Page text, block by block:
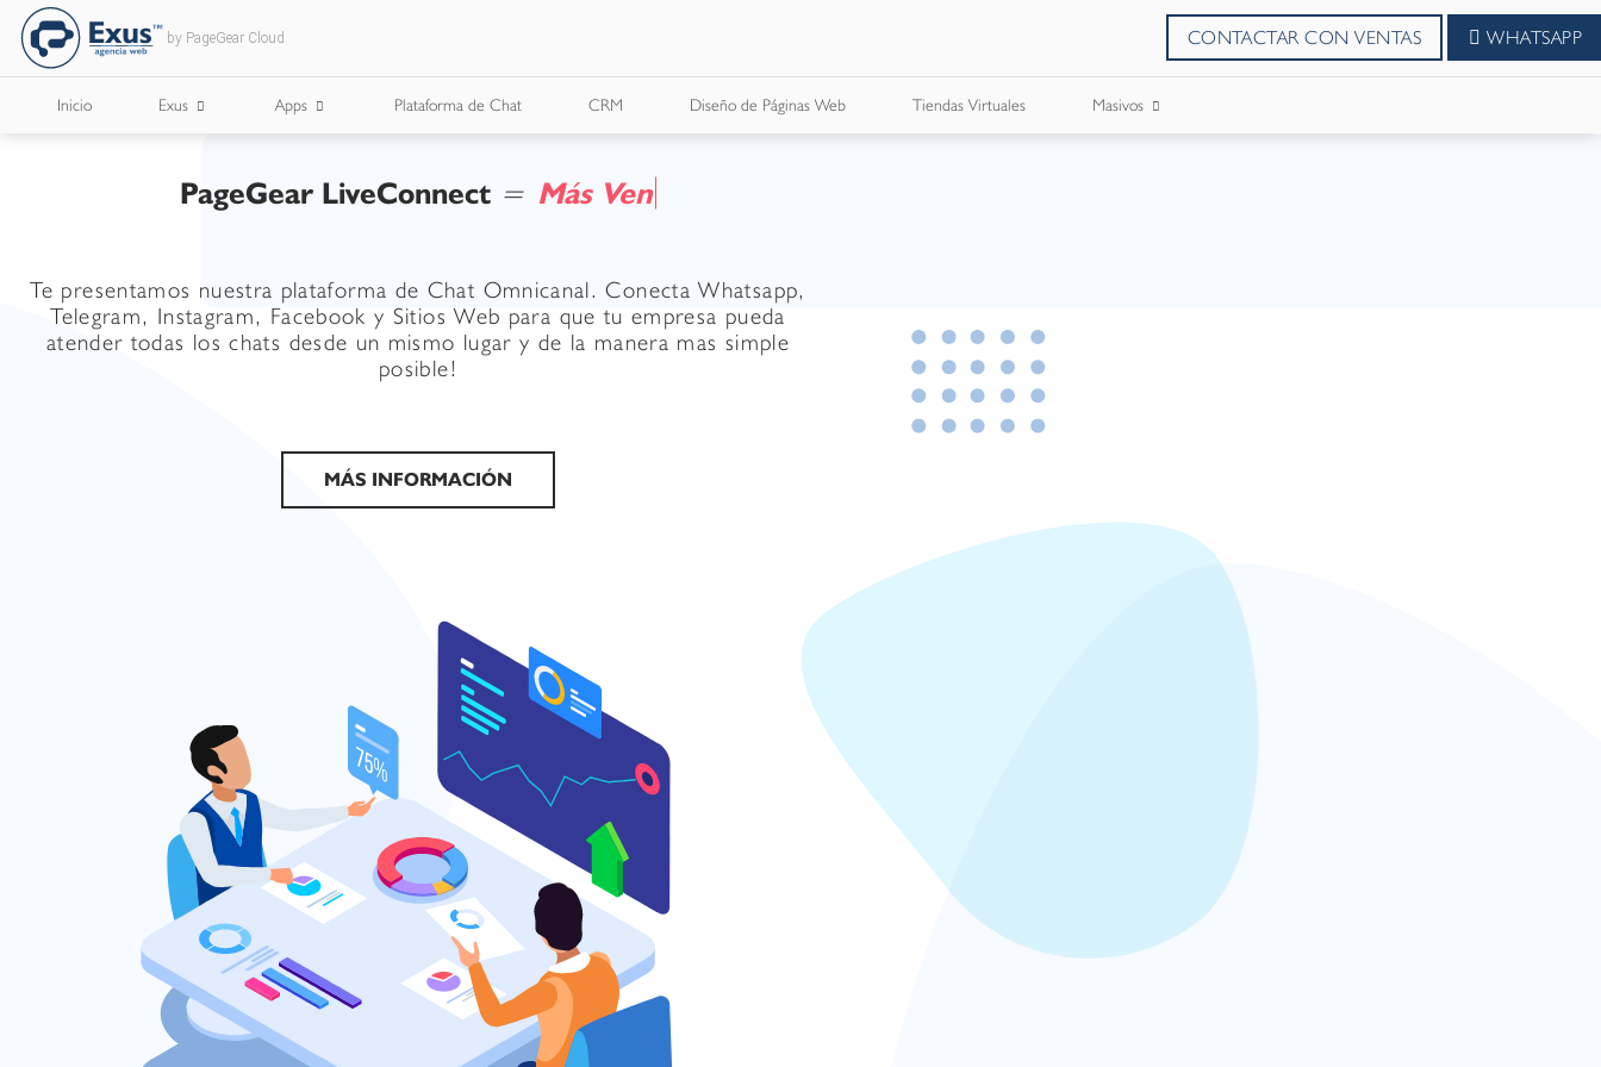
by PageGear Cloud CONTACTAR CON VENTAS WHATSAPP
Inicio Exus
¿Quienes Somos?
Lee Nuestro Blog
Documentos Corporativos
Apps
Apps para Cámaras de Comercio
Plataforma de Chat CRM Diseño de Páginas Web Tiendas Virtuales Masivos
PageGear LiveConnect= Más V enta
Te presentamos nuestra plataforma de Chat Omnicanal. Conecta Whatsapp,
Telegram, Instagram, Facebook y Sitios Web para que tu empresa pueda
atender todas los chats desde un mismo lugar y de la manera mas simple
posible!
MÁS INFORMACIÓN